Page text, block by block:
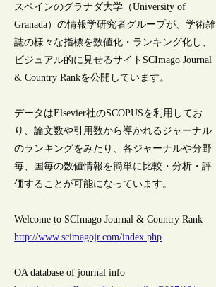
スペインのグラナダ大学（University of
Granada）の情報学研究者グループが、学術雑
誌の様々な指標を数値化・ランキング化し、
ビジュアル的に見せるサイトSCImago Journal
& Country Rankを公開しています。
データはElsevier社のSCOPUSを利用してお
り、論文数や引用数から導かれるジャーナル
のランキングをみたり、各ジャーナルや分野
毎、国毎の数値情報を簡単に比較・分析・評
価することが可能になっています。
Welcome to SCImago Journal & Country Rank
http://www.scimagojr.com/index.php
OA database of journal info